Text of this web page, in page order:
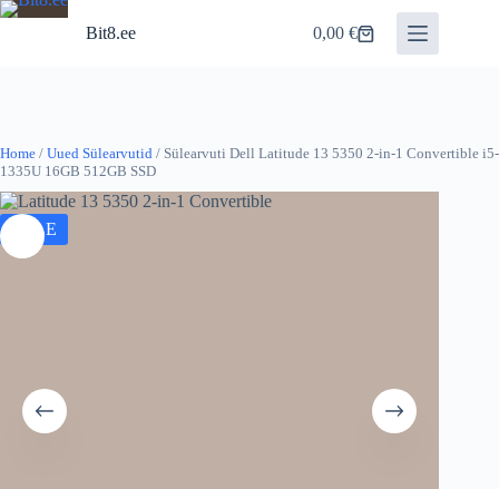
Skip
Bit8.ee
Shopping
0,00€
Home / Uued Sülearvutid / Sülearvuti Dell Latitude 13 5350 2-in-1 Convertible i5-
1335U 16GB 512GB SSD
SALE